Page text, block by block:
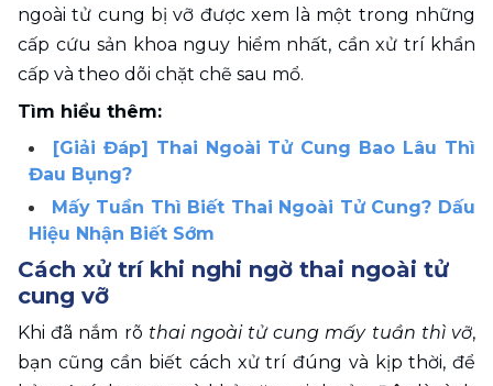
ngoài tử cung bị vỡ được xem là một trong những
cấp cứu sản khoa nguy hiểm nhất, cần xử trí khẩn
cấp và theo dõi chặt chẽ sau mổ.
Tìm hiểu thêm:
[Giải Đáp] Thai Ngoài Tử Cung Bao Lâu Thì
Đau Bụng?
Mấy Tuần Thì Biết Thai Ngoài Tử Cung? Dấu
Hiệu Nhận Biết Sớm
Cách xử trí khi nghi ngờ thai ngoài tử
cung vỡ
Khi đã nắm rõ thai ngoài tử cung mấy tuần thì vỡ,
bạn cũng cần biết cách xử trí đúng và kịp thời, để